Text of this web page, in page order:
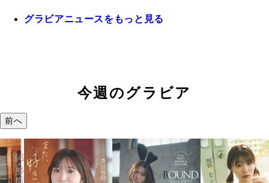
グラビアニュースをもっと見る
今週のグラビア
前へ